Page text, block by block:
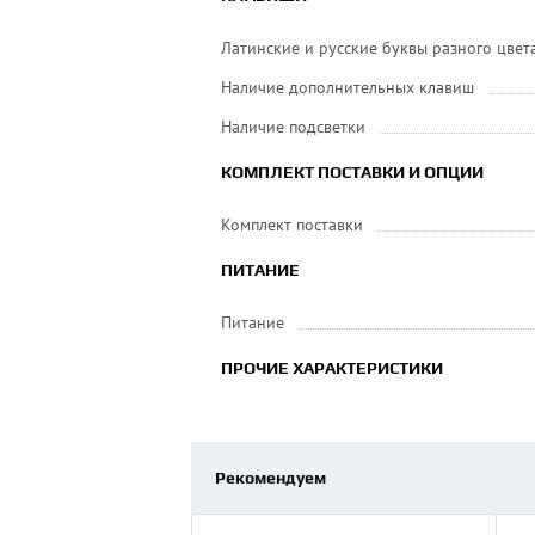
Латинские и русские буквы разного
Наличие дополнительных клавиш
Наличие подсветки
КОМПЛЕКТ ПОСТАВКИ И ОПЦИИ
Комплект поставки
ПИТАНИЕ
Питание
ПРОЧИЕ ХАРАКТЕРИСТИКИ
Рекомендуем